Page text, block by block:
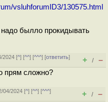
vsluhforumID3/130575.html
былло прокидывать
2024 [^] [^^] [^^^] [ответить]
+ / –
прям сложно?
04/2024 [^] [^^] [^^^]
+ / –